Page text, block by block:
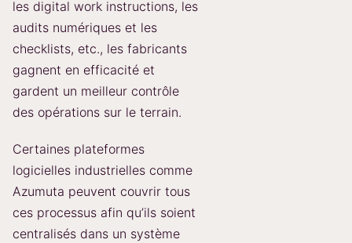
les digital work instructions, les
audits numériques et les
checklists, etc., les fabricants
gagnent en efficacité et
gardent un meilleur contrôle
des opérations sur le terrain.
Certaines plateformes
logicielles industrielles comme
Azumuta peuvent couvrir tous
ces processus afin qu’ils soient
centralisés dans un système